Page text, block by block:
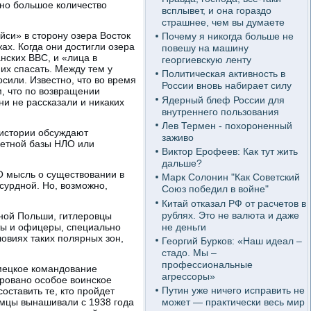
большое количество
в сторону озера Восток
Когда они достигли озера
ВВС, и «лица в
спасать. Между тем у
Известно, что во время
что по возвращении
не рассказали и никаких
обсуждают
базы НЛО или
мысль о существовании в
Но, возможно,
Польши, гитлеровцы
и офицеры, специально
таких полярных зон,
командование
особое воинское
те, кто пройдет
вынашивали с 1938 года
всплывет, и она гораздо
страшнее, чем вы думаете
Почему я никогда больше не
повешу на машину
георгиевскую ленту
Политическая активность в
России вновь набирает силу
Ядерный блеф России для
внутреннего пользования
Лев Термен - похороненный
заживо
Виктор Ерофеев: Как тут жить
дальше?
Марк Солонин "Как Советский
Союз победил в войне"
Китай отказал РФ от расчетов в
рублях. Это не валюта и даже
не деньги
Георгий Бурков: «Наш идеал –
стадо. Мы –
профессиональные
агрессоры»
Путин уже ничего исправить не
может — практически весь мир